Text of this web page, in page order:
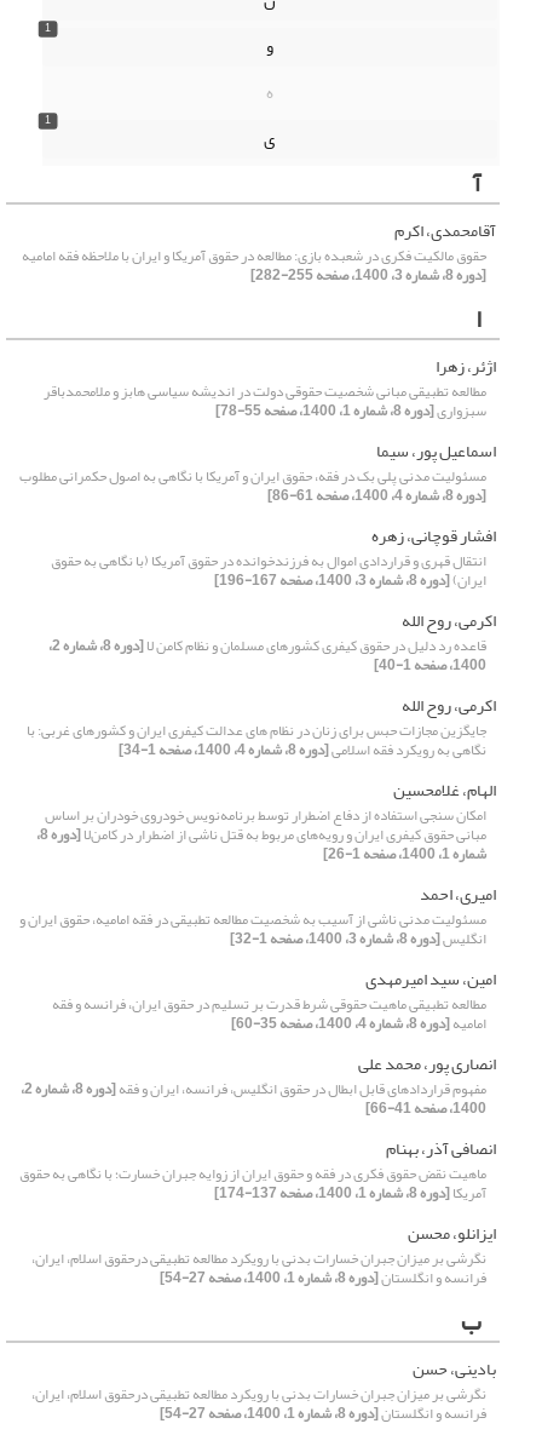
1
و
ه
1
ی
آ
آقامحمدی، اکرم
حقوق مالکیت فکری در شعبده بازی: مطالعه در حقوق آمریکا و ایران با ملاحظه فقه امامیه
[دوره 8، شماره 3، 1400، صفحه 255-282]
ا
اژئر، زهرا
مطالعه تطبیقی مبانی شخصیت حقوقی دولت در اندیشه سیاسی هابز و ملامحمدباقر
سبزواری[دوره 8، شماره 1، 1400، صفحه 55-78]
اسماعیل پور، سیما
مسئولیت مدنی پلی بک در فقه، حقوق ایران و آمریکا با نگاهی به اصول حکمرانی مطلوب
[دوره 8، شماره 4، 1400، صفحه 61-86]
افشار قوچانی، زهره
انتقال قهری و قراردادی اموال به فرزندخوانده در حقوق آمریکا (با نگاهی به حقوق
ایران)[دوره 8، شماره 3، 1400، صفحه 167-196]
اکرمی، روح الله
قاعده رد دلیل در حقوق کیفری کشورهای مسلمان و نظام کامن لا [دوره 8، شماره 2،
1400، صفحه 1-40]
اکرمی، روح الله
جایگزین مجازات حبس برای زنان در نظام های عدالت کیفری ایران و کشورهای غربی: با
نگاهی به رویکرد فقه اسلامی[دوره 8، شماره 4، 1400، صفحه 1-34]
الهام، غلامحسین
امکان سنجی استفاده از دفاع اضطرار توسط برنامه‌نویس خودروی خودران بر اساس
مبانی حقوق کیفری ایران و رویه‌های مربوط به قتل ناشی از اضطرار در کامن‌لا [دوره 8،
شماره 1، 1400، صفحه 1-26]
امیری، احمد
مسئولیت مدنی ناشی از آسیب به شخصیت مطالعه تطبیقی در فقه امامیه، حقوق ایران و
انگلیس[دوره 8، شماره 3، 1400، صفحه 1-32]
امین، سید امیرمهدی
مطالعه تطبیقی ماهیت حقوقی شرط قدرت بر تسلیم در حقوق ایران، فرانسه و فقه
امامیه[دوره 8، شماره 4، 1400، صفحه 35-60]
انصاری پور، محمد علی
مفهوم قراردادهای قابل ابطال در حقوق انگلیس، فرانسه، ایران و فقه [دوره 8، شماره 2،
1400، صفحه 41-66]
انصافی آذر، بهنام
ماهیت نقض حقوق فکری در فقه و حقوق ایران از زوایه‌ جبران خسارت؛ با نگاهی به حقوق
آمریکا[دوره 8، شماره 1، 1400، صفحه 137-174]
ایزانلو، محسن
نگرشی بر میزان جبران خسارات بدنی با رویکرد مطالعه تطبیقی درحقوق اسلام، ایران،
فرانسه و انگلستان[دوره 8، شماره 1، 1400، صفحه 27-54]
ب
بادینی، حسن
نگرشی بر میزان جبران خسارات بدنی با رویکرد مطالعه تطبیقی درحقوق اسلام، ایران،
فرانسه و انگلستان[دوره 8، شماره 1، 1400، صفحه 27-54]